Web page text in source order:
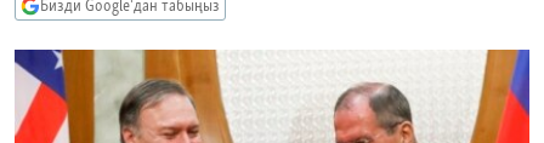
ЭКСПЕРТТЕР ТАЛДАЙТ
БИЗ ЖАНА ДҮЙНӨ
ДАНИСТЕ
ӨЗГӨЧӨ ПИКИР
Русский
Бизди Google'дан табыңыз